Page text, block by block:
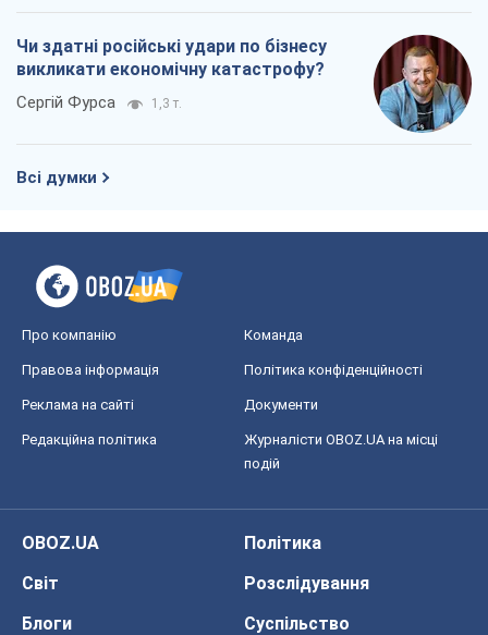
Чи здатні російські удари по бізнесу
викликати економічну катастрофу?
Сергій Фурса 1,3 т.
Всі думки
Про компанію Команда
Правова інформація Політика конфіденційності
Реклама на сайті Документи
Редакційна політика
Журналісти OBOZ.UA на місці
подій
OBOZ.UA
Політика
Світ
Розслідування
Блоги
Суспільство